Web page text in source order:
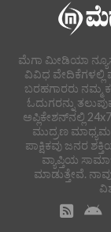
ಮೆಗಾ ಮೀಡಿಯಾ
ವಿವಿಧ ವೇದಿಕೆಗಳಲ್ಲಿ
ಬರಹಗಾರರು ನಮ್ಮ
ಓದುಗರನ್ನು
ಅಪ್ಲಿಕೇಶನ್‌ನಲ್ಲಿ
ಮುದ್ರಣ
ಪಾಕ್ಷಿಕವು ಜನರ
ವ್ಯಾಪ್ತಿಯ
ಮಾಡುತ್ತೇವೆ.